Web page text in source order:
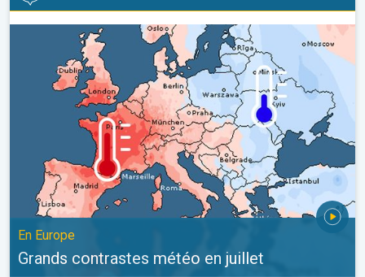
Grands contrastes météo en juillet. En Europe. . .
En Europe
Grands contrastes météo en juillet